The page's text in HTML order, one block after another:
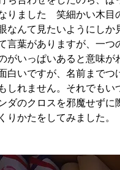
りました　笑細かい木目
なんて見たいようにしか
言葉がありますが、一
がいっぱいあると意味
白いですが、名前まで
しれません。 それでもい
ダのクロスを邪魔せずに
りかたをしてみました。